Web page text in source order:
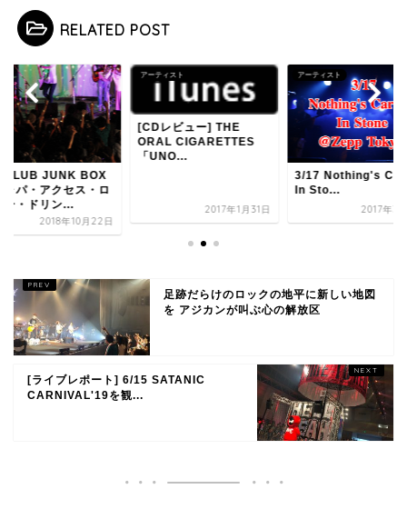
RELATED POST
CLUB JUNK BOX
ャパ・アクセス・ロ
ー・ドリン...
2018年10月22日
アーティスト
[CDレビュー] THE
ORAL CIGARETTES
「UNO...
2017年1月31日
アーティスト
3/17 Nothing's
In Sto...
2017年3
足跡だらけのロックの地平に新しい地図
を アジカンが叫ぶ心の解放区
[ライブレポート] 6/15 SATANIC
CARNIVAL'19を観...